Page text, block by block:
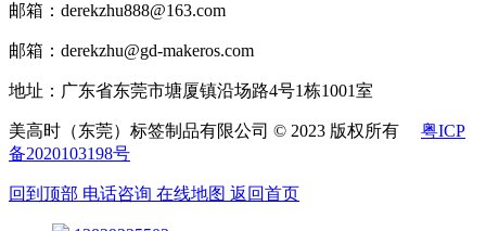
邮箱：derekzhu888@163.com
邮箱：derekzhu@gd-makeros.com
地址：广东省东莞市塘厦镇沿场路4号1栋1001室
美高时（东莞）标签制品有限公司 © 2023 版权所有 粤ICP
备2020103198号
回到顶部 电话咨询 在线地图 返回首页